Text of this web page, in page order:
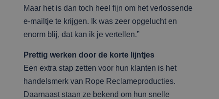
Maar het is dan toch heel fijn om het verlossende
e-mailtje te krijgen. Ik was zeer opgelucht en
enorm blij, dat kan ik je vertellen.”
Prettig werken door de korte lijntjes
Een extra stap zetten voor hun klanten is het
handelsmerk van Rope Reclameproducties.
Daarnaast staan ze bekend om hun snelle